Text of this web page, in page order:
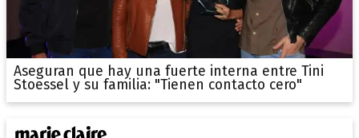
Aseguran que hay una fuerte interna entre Tini
Stoessel y su familia: "Tienen contacto cero"